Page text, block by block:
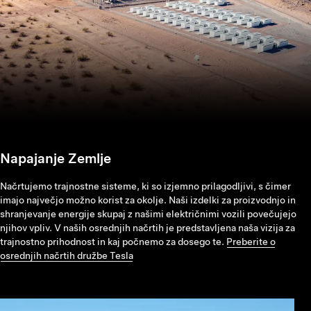
Načrtujemo trajnostne sisteme, ki so izjemno prilagodljivi, s čimer
imajo največjo možno korist za okolje. Naši izdelki za proizvodnjo in
shranjevanje energije skupaj z našimi električnimi vozili povečujejo
njihov vpliv. V naših osrednjih načrtih je predstavljena naša vizija za
trajnostno prihodnost in kaj počnemo za dosego te. Preberite o
osrednjih načrtih družbe Tesla
Napajanje Zemlje